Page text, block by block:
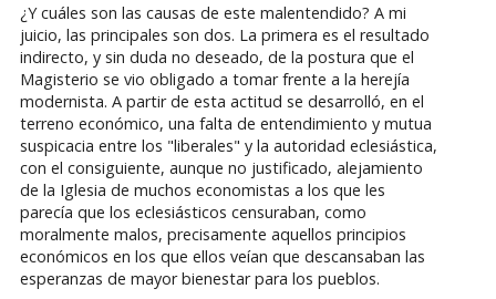
¿Y cuáles son las causas de este malentendido? A mi
juicio, las principales son dos. La primera es el resultado
indirecto, y sin duda no deseado, de la postura que el
Magisterio se vio obligado a tomar frente a la herejía
modernista. A partir de esta actitud se desarrolló, en el
terreno económico, una falta de entendimiento y mutua
suspicacia entre los "liberales" y la autoridad eclesiástica,
con el consiguiente, aunque no justificado, alejamiento
de la Iglesia de muchos economistas a los que les
parecía que los eclesiásticos censuraban, como
moralmente malos, precisamente aquellos principios
económicos en los que ellos veían que descansaban las
esperanzas de mayor bienestar para los pueblos.